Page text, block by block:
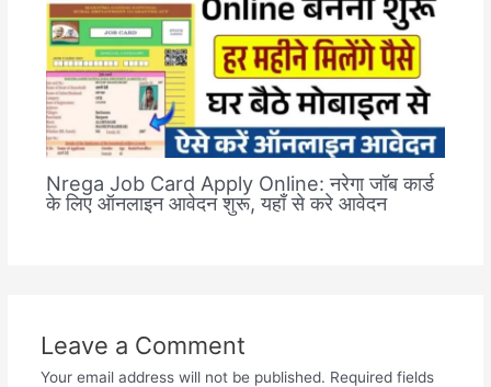
Nrega Job Card Apply Online: नरेगा जॉब कार्ड
के लिए ऑनलाइन आवेदन शुरू, यहाँ से करे आवेदन
Leave a Comment
Your email address will not be published. Required fields